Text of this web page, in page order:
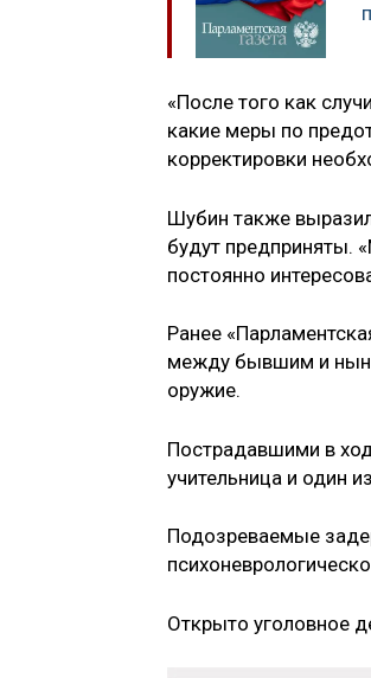
«После того как
какие меры по
корректировки
Шубин также
будут предприняты.
постоянно
Ранее
между бывшим и
оружие.
Пострадавшими в
учительница и один
Подозреваемые
Открыто уголовное